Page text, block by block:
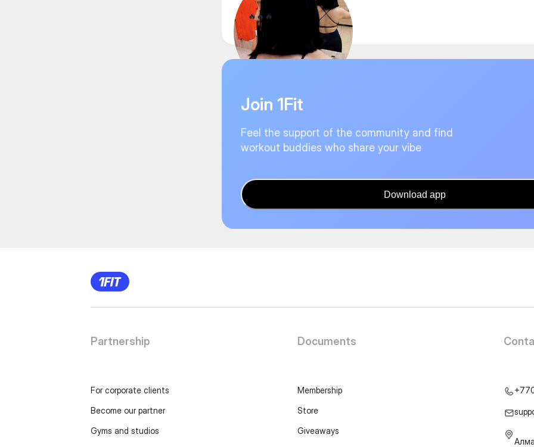
🔥🔥🔥
Join 1Fit
Feel the support of the community and find
workout buddies who share your vibe
Download app
Partnership
For corporate clients
Become our partner
Gyms and studios
Documents
Membership
Store
Giveaways